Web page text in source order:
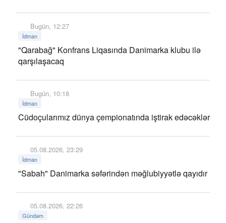
Bugün, 12:27
İdman
"Qarabağ" Konfrans Liqasında Danimarka klubu ilə
qarşılaşacaq
Bugün, 10:18
İdman
Cüdoçularımız dünya çempionatında iştirak edəcəklər
05.08.2026, 23:29
İdman
"Sabah" Danimarka səfərindən məğlubiyyətlə qayıdır
05.08.2026, 22:26
Gündəm